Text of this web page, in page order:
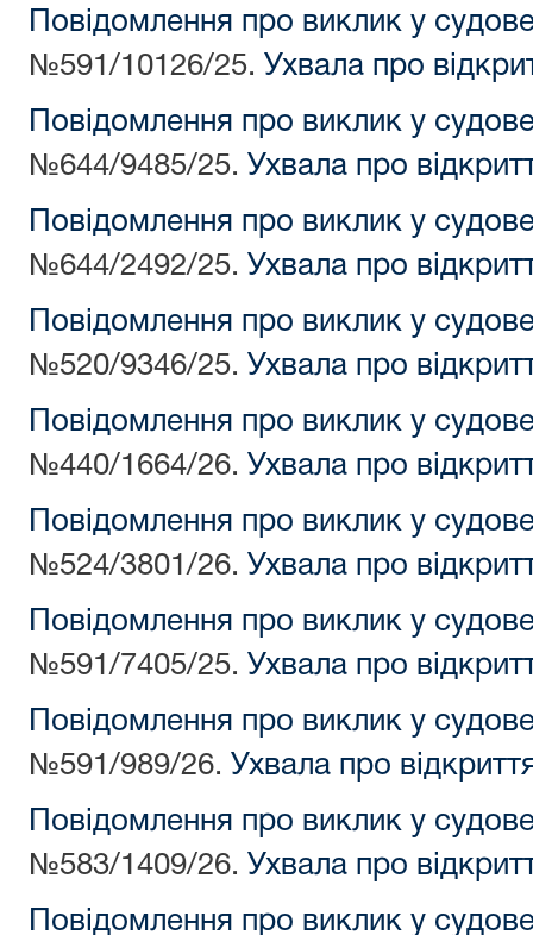
Повідомлення про виклик у
№591/10126/25. Ухвала про
Повідомлення про виклик у
№644/9485/25. Ухвала про
Повідомлення про виклик у
№644/2492/25. Ухвала про
Повідомлення про виклик у
№520/9346/25. Ухвала про
Повідомлення про виклик у
№440/1664/26. Ухвала про
Повідомлення про виклик у
№524/3801/26. Ухвала про
Повідомлення про виклик у
№591/7405/25. Ухвала про
Повідомлення про виклик у
№591/989/26. Ухвала про
Повідомлення про виклик у
№583/1409/26. Ухвала про
Повідомлення про виклик у